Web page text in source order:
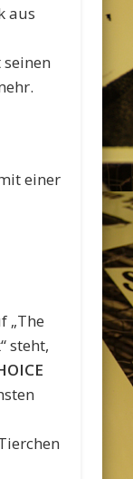
aus
einer
„The
steht,